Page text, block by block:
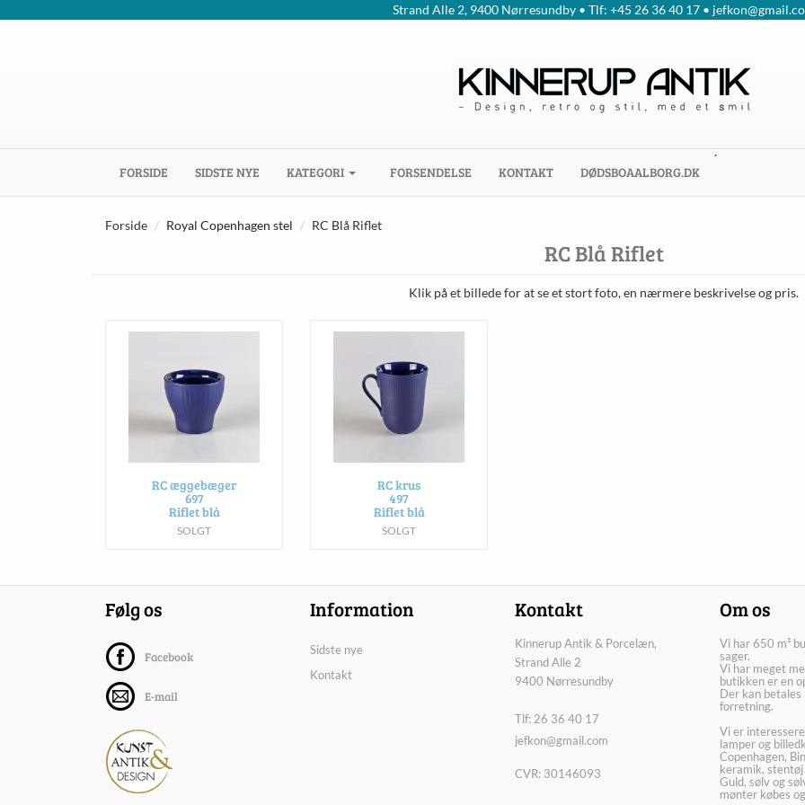
Strand Alle 2, 9400 Nørresundby • Tlf: +45 26 36 40 17 •
FORSIDE (CURRENT)
SIDSTE NYE KATEGORI FORSENDELSE KONTAKT DØDSBOAALBORG.DK
´
Forside Royal Copenhagen stel RC Blå Riflet
RC Blå Riflet
Klik på et billede for at se et stort foto, en nærmere beskrivelse og pris.
RC æggebæger
697
Riflet blå
SOLGT
RC krus
497
Riflet blå
SOLGT
Følg os
Facebook
E-mail
Information
Sidste nye
Kontakt
Kontakt
Kinnerup Antik & Porcelæn,
Strand Alle 2
9400 Nørresundby
Tlf: 26 36 40 17
jefkon@gmail.com
CVR: 30146093
Om os
Vi har 650 m²
sager.
Vi har meget
butikken er en
Der kan
forretning.
Vi er
lamper og
Copenhagen,
keramik,
Guld, sølv og
mønter købes